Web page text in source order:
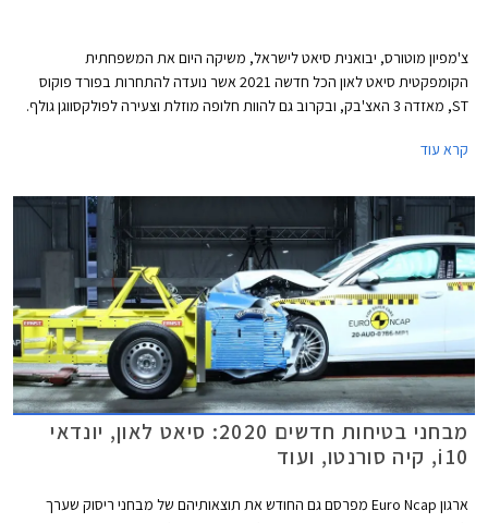
צ'מפיון מוטורס, יבואנית סיאט לישראל, משיקה היום את המשפחתית
הקומפקטית סיאט לאון הכל חדשה 2021 אשר נועדה להתחרות בפורד פוקוס
ST, מאזדה 3 האצ'בק, ובקרוב גם להוות חלופה מוזלת וצעירה לפולקסווגן גולף.
גרסת 3 דלתות לא תוצע, בהתאם למגמה העולמית שהחלה לפני מספר שנים
עקב ירידה בביקושים.
קרא עוד
מבחני בטיחות חדשים 2020: סיאט לאון, יונדאי
i10, קיה סורנטו, ועוד
ארגון Euro Ncap מפרסם גם החודש את תוצאותיהם של מבחני ריסוק שערך